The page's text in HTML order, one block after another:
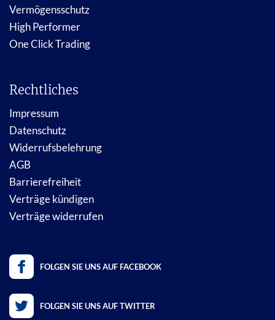
Vermögensschutz
High Performer
One Click Trading
Rechtliches
Impressum
Datenschutz
Widerrufsbelehrung
AGB
Barrierefreiheit
Verträge kündigen
Verträge widerrufen
FOLGEN SIE UNS AUF FACEBOOK
FOLGEN SIE UNS AUF TWITTER